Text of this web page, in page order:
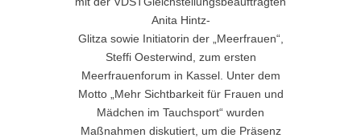
Anita Hintz-
Glitza sowie Initiatorin der „Meerfrauen“,
Steffi Oesterwind, zum ersten
Meerfrauenforum in Kassel. Unter dem
Motto „Mehr Sichtbarkeit für Frauen und
Mädchen im Tauchsport“ wurden
Maßnahmen diskutiert, um die Präsenz